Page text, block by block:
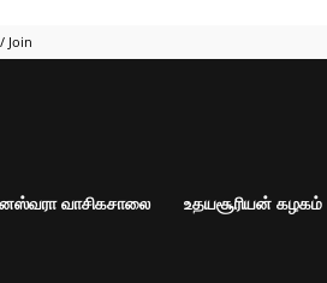
Join
வாசிகசாலை உதயசூரியன் கழகம்